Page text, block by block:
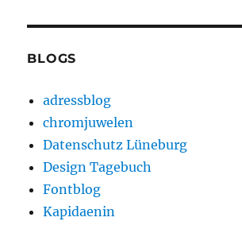
BLOGS
adressblog
chromjuwelen
Datenschutz Lüneburg
Design Tagebuch
Fontblog
Kapidaenin